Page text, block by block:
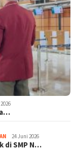
24 Juni 2026
di SMP N…